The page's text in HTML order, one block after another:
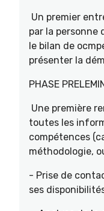
Un premier
par la personne
le bilan de
présenter la
PHASE
Une première
toutes les
compétences
méthodologie,
- Prise de
ses